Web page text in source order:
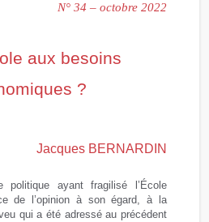
N° 34 – octobre 2022
aux besoins
?
Jacques BERNARDIN
politique ayant fragilisé l’École
de l’opinion à son égard, à la
qui a été adressé au précédent